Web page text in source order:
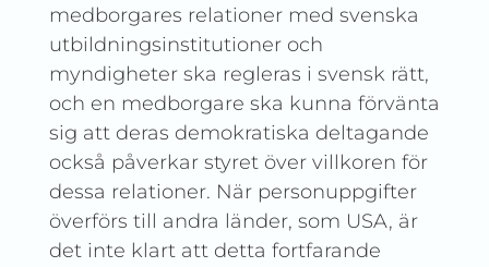
medborgares relationer med svenska
utbildningsinstitutioner och
myndigheter ska regleras i svensk rätt,
och en medborgare ska kunna förvänta
sig att deras demokratiska deltagande
också påverkar styret över villkoren för
dessa relationer. När personuppgifter
överförs till andra länder, som USA, är
det inte klart att detta fortfarande